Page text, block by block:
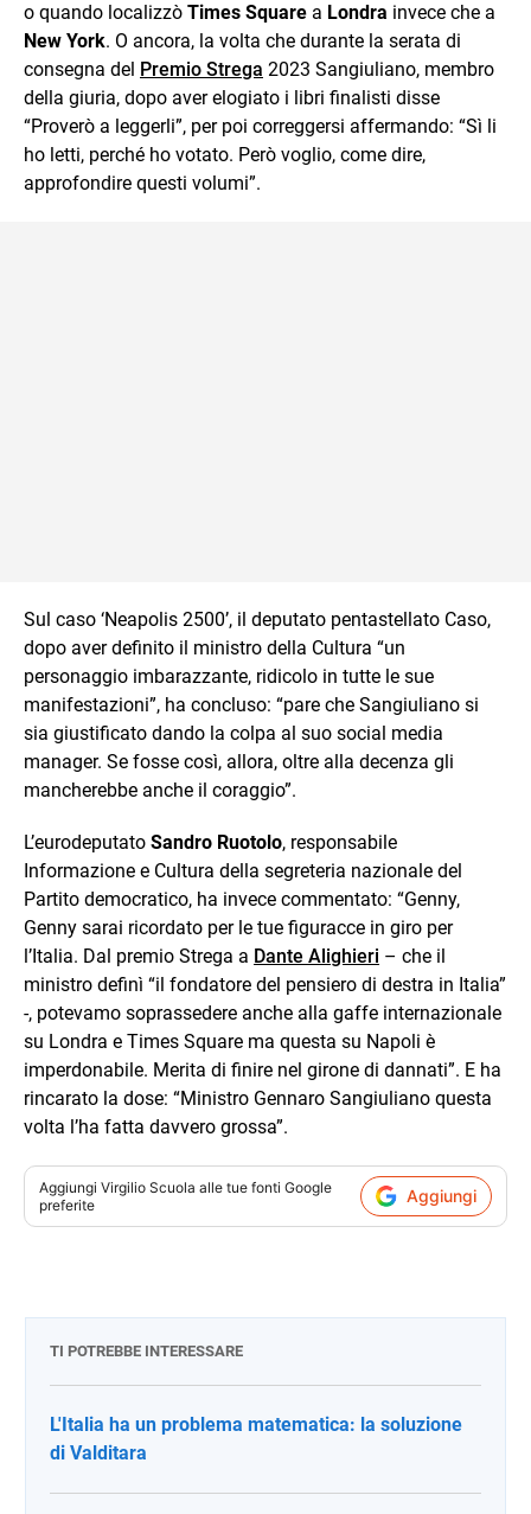
o quando localizzò Times Square a Londra invece che a
New York. O ancora, la volta che durante la serata di
consegna del Premio Strega 2023 Sangiuliano, membro
della giuria, dopo aver elogiato i libri finalisti disse
“Proverò a leggerli”, per poi correggersi affermando: “Sì li
ho letti, perché ho votato. Però voglio, come dire,
approfondire questi volumi”.
Sul caso ‘Neapolis 2500’, il deputato pentastellato Caso,
dopo aver definito il ministro della Cultura “un
personaggio imbarazzante, ridicolo in tutte le sue
manifestazioni”, ha concluso: “pare che Sangiuliano si
sia giustificato dando la colpa al suo social media
manager. Se fosse così, allora, oltre alla decenza gli
mancherebbe anche il coraggio”.
L’eurodeputato Sandro Ruotolo, responsabile
Informazione e Cultura della segreteria nazionale del
Partito democratico, ha invece commentato: “Genny,
Genny sarai ricordato per le tue figuracce in giro per
l’Italia. Dal premio Strega a Dante Alighieri – che il
ministro definì “il fondatore del pensiero di destra in Italia”
-, potevamo soprassedere anche alla gaffe internazionale
su Londra e Times Square ma questa su Napoli è
imperdonabile. Merita di finire nel girone di dannati”. E ha
rincarato la dose: “Ministro Gennaro Sangiuliano questa
volta l’ha fatta davvero grossa”.
Aggiungi Virgilio Scuola alle tue fonti Google
preferite
Aggiungi
TI POTREBBE INTERESSARE
L'Italia ha un problema matematica: la soluzione
di Valditara